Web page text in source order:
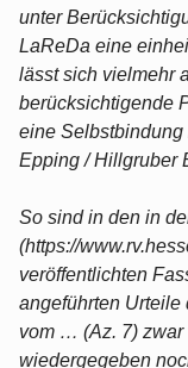
unter
LaReDa eine
lässt sich vielmehr
berücksichtigende
eine
Epping / Hillgruber
So sind in den in
(https://
veröffentlichten
angeführten
vom … (Az. 7)
wiedergegeben